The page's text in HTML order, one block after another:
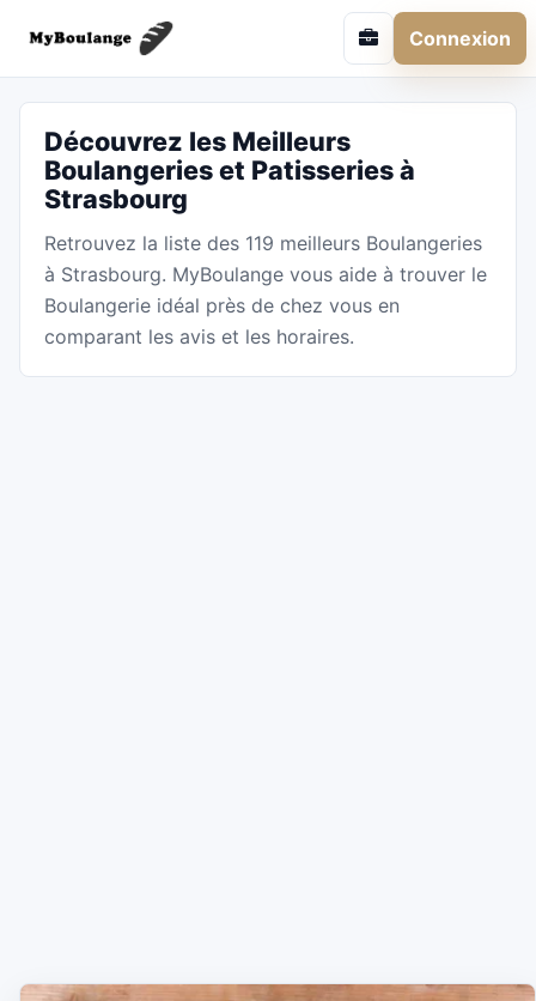
Connexion
Découvrez les Meilleurs
Boulangeries et Patisseries à
Strasbourg
Retrouvez la liste des 119 meilleurs Boulangeries
à Strasbourg. MyBoulange vous aide à trouver le
Boulangerie idéal près de chez vous en
comparant les avis et les horaires.